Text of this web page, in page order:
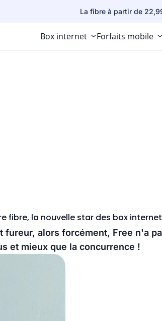
La fibre à partir de
Box internet Forfaits mobile
fibre, la nouvelle star des box
fureur, alors forcément, Free n'a
et mieux que la concurrence !